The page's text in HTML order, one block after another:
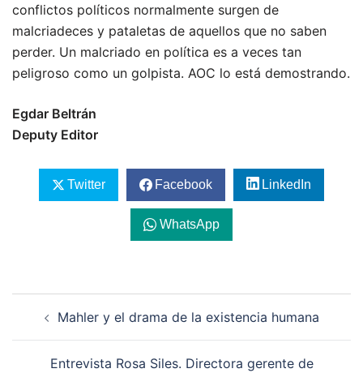
conflictos políticos normalmente surgen de
malcriadeces y pataletas de aquellos que no saben
perder. Un malcriado en política es a veces tan
peligroso como un golpista. AOC lo está demostrando.
Egdar Beltrán
Deputy Editor
Twitter Facebook LinkedIn
WhatsApp
Mahler y el drama de la existencia humana
Entrevista Rosa Siles. Directora gerente de